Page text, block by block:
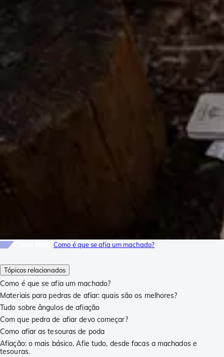
Tópicos relacionados
Como é que se afia um machado?
Materiais para pedras de afiar: quais são os melhores?
Tudo sobre ângulos de afiação
Com que pedra de afiar devo começar?
Como afiar as tesouras de poda
Afiação: o mais básico. Afie tudo, desde facas a machados e
tesouras.
Como é que se afia um machado?